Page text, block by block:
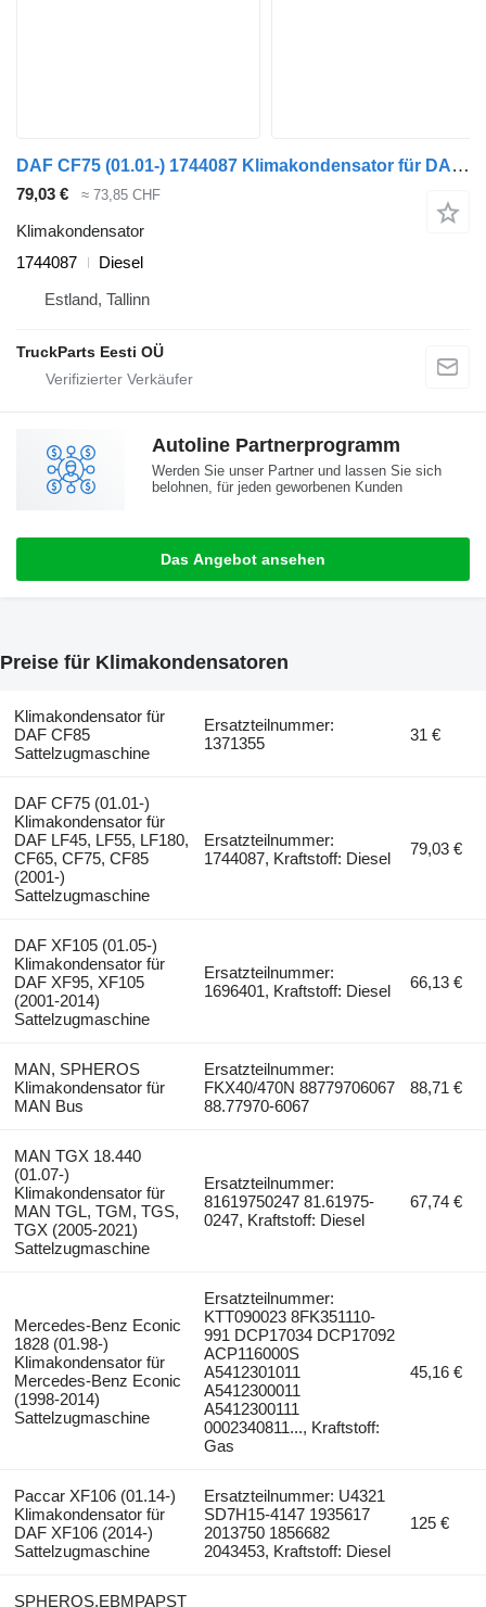
DAF CF75 (01.01-) 1744087 Klimakondensator für DAF LF45, LF55, LF180, CF65, CF75, CF85 (2001-) Sattelzugmaschine
79,03 € ≈ 73,85 CHF
Klimakondensator
1744087
Diesel
Estland, Tallinn
TruckParts Eesti OÜ
Autoline Partnerprogramm
Werden Sie unser Partner und lassen Sie sich
belohnen, für jeden geworbenen Kunden
Das Angebot ansehen
Preise für Klimakondensatoren
Klimakondensator für
DAF CF85
Sattelzugmaschine
Ersatzteilnummer:
1371355
31 €
DAF CF75 (01.01-)
Klimakondensator für
DAF LF45, LF55, LF180,
CF65, CF75, CF85
(2001-)
Sattelzugmaschine
Ersatzteilnummer:
1744087, Kraftstoff: Diesel
79,03 €
DAF XF105 (01.05-)
Klimakondensator für
DAF XF95, XF105
(2001-2014)
Sattelzugmaschine
Ersatzteilnummer:
1696401, Kraftstoff: Diesel
66,13 €
MAN, SPHEROS
Klimakondensator für
MAN Bus
Ersatzteilnummer:
FKX40/470N 88779706067
88.77970-6067
88,71 €
MAN TGX 18.440
(01.07-)
Klimakondensator für
MAN TGL, TGM, TGS,
TGX (2005-2021)
Sattelzugmaschine
Ersatzteilnummer:
81619750247 81.61975-
0247, Kraftstoff: Diesel
67,74 €
Mercedes-Benz Econic
1828 (01.98-)
Klimakondensator für
Mercedes-Benz Econic
(1998-2014)
Sattelzugmaschine
Ersatzteilnummer:
KTT090023 8FK351110-
991 DCP17034 DCP17092
ACP116000S
A5412301011
A5412300011
A5412300111
0002340811..., Kraftstoff:
Gas
45,16 €
Paccar XF106 (01.14-)
Klimakondensator für
DAF XF106 (2014-)
Sattelzugmaschine
Ersatzteilnummer: U4321
SD7H15-4147 1935617
2013750 1856682
2043453, Kraftstoff: Diesel
125 €
SPHEROS,EBMPAPST